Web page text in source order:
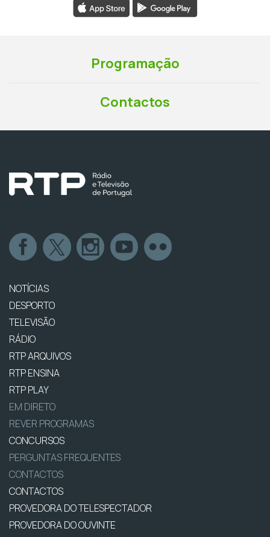
Programação
Contactos
NOTÍCIAS
DESPORTO
TELEVISÃO
RÁDIO
RTP ARQUIVOS
RTP ENSINA
RTP PLAY
EM DIRETO
REVER PROGRAMAS
CONCURSOS
PERGUNTAS FREQUENTES
CONTACTOS
CONTACTOS
PROVEDORA DO TELESPECTADOR
PROVEDORA DO OUVINTE